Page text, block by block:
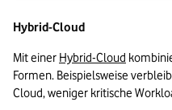
Hybrid-Cloud
Mit einer Hybrid-Cloud
Formen. Beispielsweise
Cloud, weniger kritische